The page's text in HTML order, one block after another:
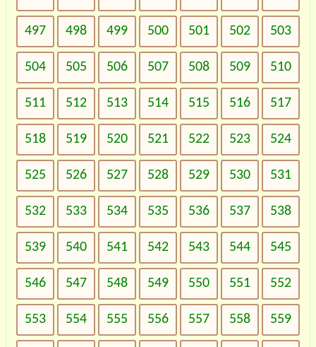
497 498 499 500 501 502 503
504 505 506 507 508 509 510
511 512 513 514 515 516 517
518 519 520 521 522 523 524
525 526 527 528 529 530 531
532 533 534 535 536 537 538
539 540 541 542 543 544 545
546 547 548 549 550 551 552
553 554 555 556 557 558 559